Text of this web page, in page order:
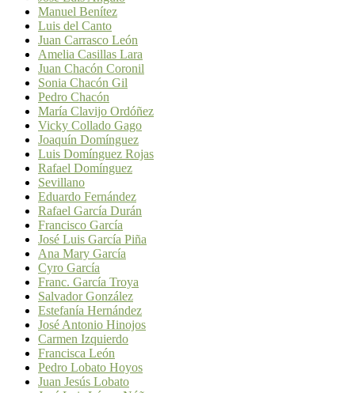
Manuel Benítez
Luis del Canto
Juan Carrasco León
Amelia Casillas Lara
Juan Chacón Coronil
Sonia Chacón Gil
Pedro Chacón
María Clavijo Ordóñez
Vicky Collado Gago
Joaquín Domínguez
Luis Domínguez Rojas
Rafael Domínguez
Sevillano
Eduardo Fernández
Rafael García Durán
Francisco García
José Luis García Piña
Ana Mary García
Cyro García
Franc. García Troya
Salvador González
Estefanía Hernández
José Antonio Hinojos
Carmen Izquierdo
Francisca León
Pedro Lobato Hoyos
Juan Jesús Lobato